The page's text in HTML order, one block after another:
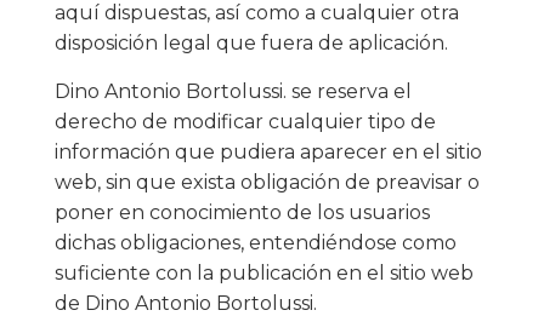
aquí dispuestas, así como a cualquier otra
disposición legal que fuera de aplicación.
Dino Antonio Bortolussi. se reserva el
derecho de modificar cualquier tipo de
información que pudiera aparecer en el sitio
web, sin que exista obligación de preavisar o
poner en conocimiento de los usuarios
dichas obligaciones, entendiéndose como
suficiente con la publicación en el sitio web
de Dino Antonio Bortolussi.